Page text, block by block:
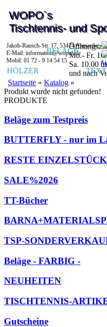
WOPO`s
Tischtennis- und
Jakob-Rausch-Str. 17, 53474 Ahrweiler
E-Mail: information@wopos.de
Mobil: 01 72 - 9 14 54 15
Mo.- Fr.
Sa. 10.00
und nach
HÖLZER
BELÄGE
Startseite » Katalog »
Produkt wurde nicht gefunden!
PRODUKTE
Beläge zum Testpreis
BUTTERFLY - nur im
RESTE
SALE%2026
TT-Bücher
TSP-
Beläge - FARBIG -
NEUHEITEN
TISCHTENNIS-
Gutscheine